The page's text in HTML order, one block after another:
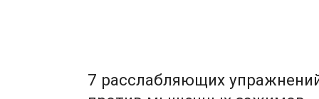
7 расслабляющих